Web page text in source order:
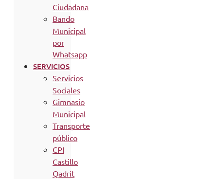
Ciudadana
Bando
Municipal
por
Whatsapp
SERVICIOS
Servicios
Sociales
Gimnasio
Municipal
Transporte
público
CPI
Castillo
Qadrit